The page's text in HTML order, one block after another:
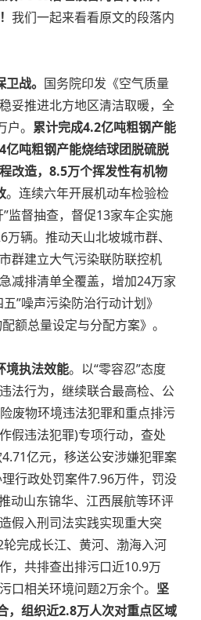
我们一起来看看原文的段落内
战。 国务院印发《空气质量
妥推进北方地区清洁取暖，全
。 累计完成4.2亿吨粗钢产能
亿吨粗钢产能烧结球团脱硫脱
改造，8.5万个挥发性有机物
。连续六年开展机动车检验检
监督抽查，督促13家车企实施
辆。推动天山北坡城市群、
群建立大气污染联防联控机
减排清单全覆盖，增加24万家
”噪声污染防治行动计划》
额总量设定与分配方案》。
境执法效能。以“零容忍”态度
法行为，继续联合最高检、公
废物环境违法犯罪和重点排污
假违法犯罪)专项行动，查处
亿元，移送公安涉嫌犯罪案
行政处罚案件7.96万件，罚没
动山东锦华、江西展航等环评
假入刑司法实践实现重大突
完成长江、黄河、渤海入河
，共排查出排污口近10.9万
口相关环境问题2万余个。 坚
，组织近2.8万人次对重点区域